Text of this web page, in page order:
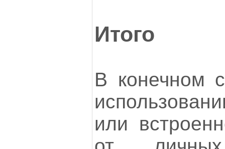
Итого
В конечном
или